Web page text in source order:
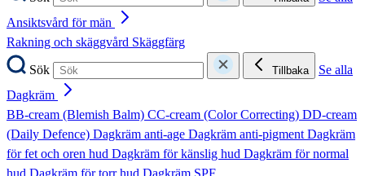
Ansiktsvård för män
Rakning och skäggvård Skäggfärg
Sök
Tillbaka
Se alla
Dagkräm
BB-cream (Blemish Balm) CC-cream (Color Correcting) DD-cream
(Daily Defence) Dagkräm anti-age Dagkräm anti-pigmentDagkräm
för fet och oren hud Dagkräm för känslig hud Dagkräm för normal